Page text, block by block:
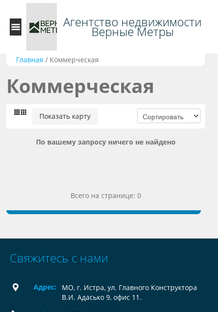
Агентство недвижимости
Верные Метры
Главная / Коммерческая
Коммерческая
Показать карту
По вашему запросу ничего не найдено
Всего на странице: 0
Свяжитесь с нами
Адрес:
МО, г. Истра, ул. Главного Конструктора
В.И. Адасько 9, офис 11.